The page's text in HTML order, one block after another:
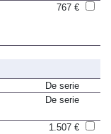
767 €
De serie
De serie
1.507 €